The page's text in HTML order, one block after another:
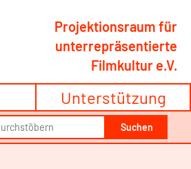
Projektionsraum für
unterrepräsentierte
Filmkultur e.V.
Unterstützung
Suchen